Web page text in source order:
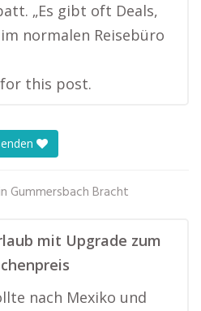
„Es gibt oft Deals,
normalen Reisebüro
this post.
Gummersbach Bracht
mit Upgrade zum
nach Mexiko und